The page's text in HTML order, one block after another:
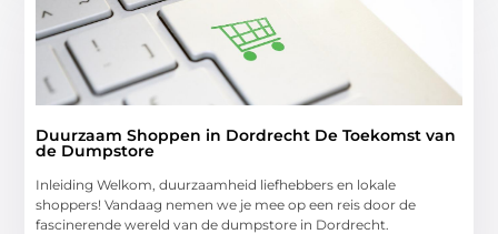
Duurzaam Shoppen in Dordrecht De Toekomst van
de Dumpstore
Inleiding Welkom, duurzaamheid liefhebbers en lokale
shoppers! Vandaag nemen we je mee op een reis door de
fascinerende wereld van de dumpstore in Dordrecht.